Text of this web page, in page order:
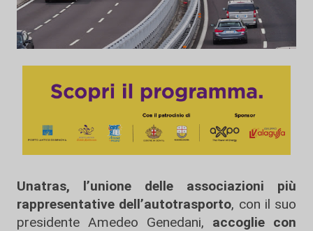
Unatras, l’unione delle associazioni più
rappresentative dell’autotrasporto, con il suo
presidente Amedeo Genedani, accoglie con